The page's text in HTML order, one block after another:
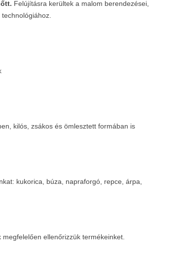
Felújításra kerültek a malom berendezései,
kilós, zsákos és ömlesztett formában is
kukorica, búza, napraforgó, repce, árpa,
ellenőrizzük termékeinket.